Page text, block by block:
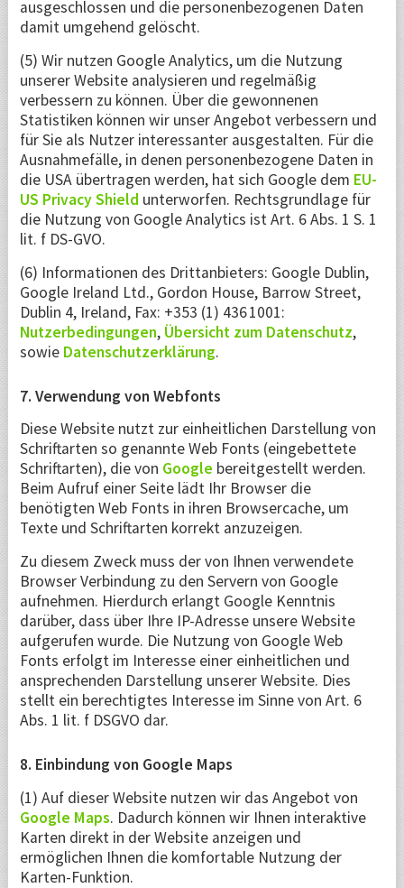
ausgeschlossen und die personenbezogenen Daten
damit umgehend gelöscht.
(5) Wir nutzen Google Analytics, um die Nutzung
unserer Website analysieren und regelmäßig
verbessern zu können. Über die gewonnenen
Statistiken können wir unser Angebot verbessern und
für Sie als Nutzer interessanter ausgestalten. Für die
Ausnahmefälle, in denen personenbezogene Daten in
die USA übertragen werden, hat sich Google dem EU-
US Privacy Shield unterworfen. Rechtsgrundlage für
die Nutzung von Google Analytics ist Art. 6 Abs. 1 S. 1
lit. f DS-GVO.
(6) Informationen des Drittanbieters: Google Dublin,
Google Ireland Ltd., Gordon House, Barrow Street,
Dublin 4, Ireland, Fax: +353 (1) 436 1001:
Nutzerbedingungen, Übersicht zum Datenschutz,
sowie Datenschutzerklärung.
7. Verwendung von Webfonts
Diese Website nutzt zur einheitlichen Darstellung von
Schriftarten so genannte Web Fonts (eingebettete
Schriftarten), die von Google bereitgestellt werden.
Beim Aufruf einer Seite lädt Ihr Browser die
benötigten Web Fonts in ihren Browsercache, um
Texte und Schriftarten korrekt anzuzeigen.
Zu diesem Zweck muss der von Ihnen verwendete
Browser Verbindung zu den Servern von Google
aufnehmen. Hierdurch erlangt Google Kenntnis
darüber, dass über Ihre IP-Adresse unsere Website
aufgerufen wurde. Die Nutzung von Google Web
Fonts erfolgt im Interesse einer einheitlichen und
ansprechenden Darstellung unserer Website. Dies
stellt ein berechtigtes Interesse im Sinne von Art. 6
Abs. 1 lit. f DSGVO dar.
8. Einbindung von Google Maps
(1) Auf dieser Website nutzen wir das Angebot von
Google Maps. Dadurch können wir Ihnen interaktive
Karten direkt in der Website anzeigen und
ermöglichen Ihnen die komfortable Nutzung der
Karten-Funktion.